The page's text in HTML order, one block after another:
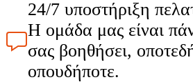
24/7 υποστήριξη
Η ομάδα μας είναι
σας βοηθήσει,
οπουδήποτε.